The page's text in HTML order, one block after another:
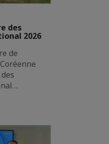
des
2026
de